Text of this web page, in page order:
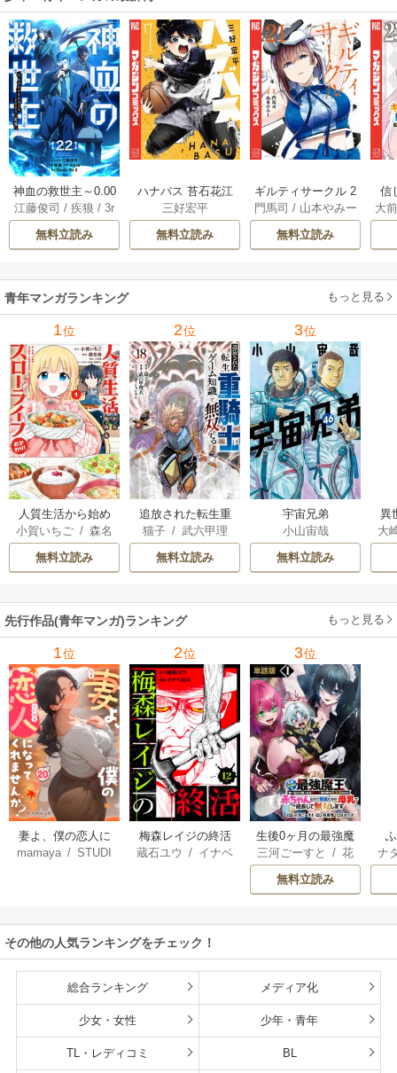
神血の救世主～0.00
000001％を引き当
て最強へ～【電子
書籍特典付】 22巻
江藤俊司 /疾狼 /3r
d Ie/Studio No.9
無料立読み
ハナバス 苔石花江
のバスケ論 7巻
三好宏平
無料立読み
ギルティサークル 2
1巻
門馬司 / 山本やみー
無料立読み
信
に
の
れ
メ
大
青年マンガランキング もっと見る
1位
人質生活から始め
るスローライフ
小賀いちご /森名
尚
無料立読み
2位
追放された転生重
騎士はゲーム知識
で無双する
猫子/ 武六甲理
衣/じゃいあん
無料立読み
3位
宇宙兄弟
小山宙哉
無料立読み
異
は
大
Ａ
先行作品(青年マンガ)ランキング もっと見る
1位
妻よ、僕の恋人に
なってくれません
mamaya/STUDI
2位
梅森レイジの終活
蔵石ユウ / イナベ
3位
生後0ヶ月の最強魔
王 食べるだけ強
くなるチート能力
持ち転生者だけど
雄たちの母乳で成
三河ごーすと /花
房雪/ マップ
無料立読み
ナ
その他の人気ランキングをチェック！
総合ランキング メディア化
少女・女性 少年・青年
TL・レディコミ BL